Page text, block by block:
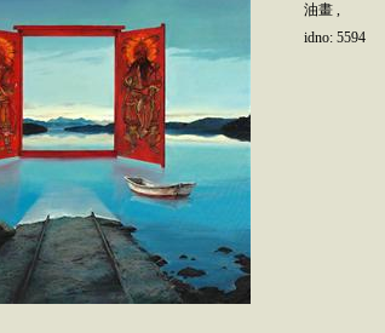
油畫 ,
idno: 5594